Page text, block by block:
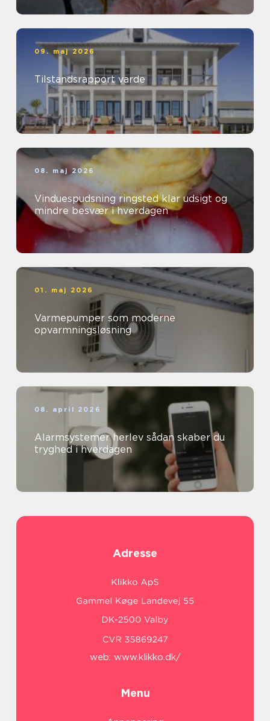
09. maj 2026
Tilstandsrapport varde
08. maj 2026
Vinduespudsning ringsted klar udsigt og
mindre besvær i hverdagen
01. maj 2026
Varmepumper som moderne
opvarmningsløsning
08. april 2026
Alarmsystemer herlev sådan skaber du
tryghed i hverdagen
Adresse
web: www.klikko.dk/
Menu